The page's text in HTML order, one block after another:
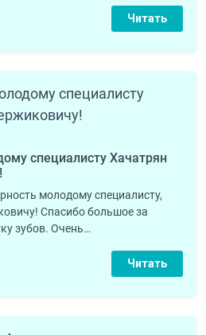
Читать
специалисту Хачатрян
молодому специалисту,
Спасибо большое за
зубов. Очень…
Читать